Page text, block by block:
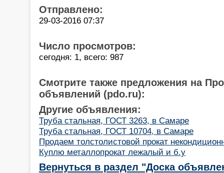
Отправлено:
29-03-2016 07:37
Число просмотров:
сегодня: 1, всего: 987
Смотрите также предложения на
объявлений (pdo.ru):
Другие объявления:
Труба стальная, ГОСТ 3263, в Самаре
Труба стальная, ГОСТ 10704, в Самаре
Продаем толстолистовой прокат
Куплю металлопрокат лежалый и б.у
Вернуться в раздел "Доска